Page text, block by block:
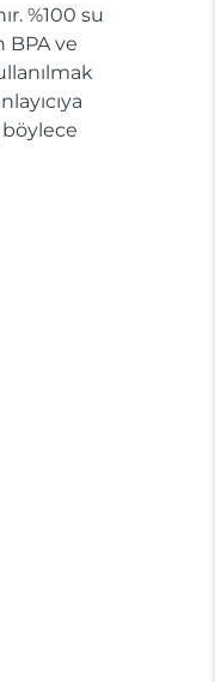
%100 su
BPA ve
böylece